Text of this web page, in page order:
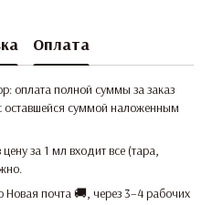
Оплата
оплата полной суммы за заказ
оставшейся суммой наложенным
за 1 мл входит все (тара,
почта 🚚, через 3–4 рабочих